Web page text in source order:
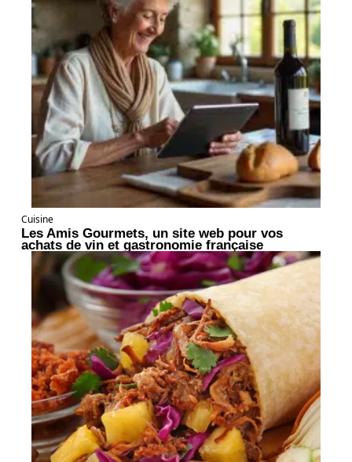
Cuisine
Les Amis Gourmets, un site web pour vos
achats de vin et gastronomie française